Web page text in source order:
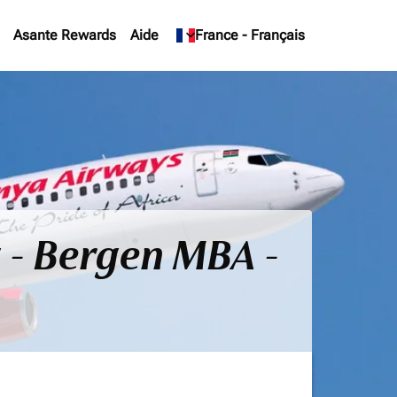
Asante Rewards Aide France - Français
keyboard_arrow_down
Bergen MBA -